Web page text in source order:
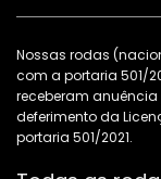
Rota até a
Centro
Nossas rodas
com a portaria 501/
receberam
deferimento da
portaria 501/2021.